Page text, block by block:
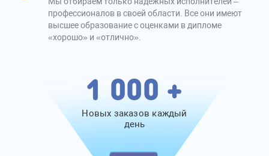
профессионалов в своей области. Все они имеют
высшее образование с оценками в дипломе
«хорошо» и «отлично».
1 000 +
Новых заказов каждый
день